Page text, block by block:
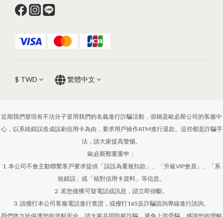
$ TWD 繁體中文
近期我們發現有不法分子冒用我們的名義進行詐騙活動，假稱是歐必斯公司的客服中
心，以系統錯誤造成誤刷信用卡為由，要求用戶操作ATM進行退款。這些都是詐騙手
法，請大家提高警惕。
歐必斯鄭重重申：
1. 本公司不會主動聯繫客戶要求提供「誤設為重複扣款」、「升級VIP會員」、「系
統錯誤」或「核對信用卡資料」等信息。
2. 若您接獲可疑電話或訊息，請立即掛斷。
3. 請撥打本公司客服電話進行查證，或撥打165反詐騙諮詢專線進行諮詢。